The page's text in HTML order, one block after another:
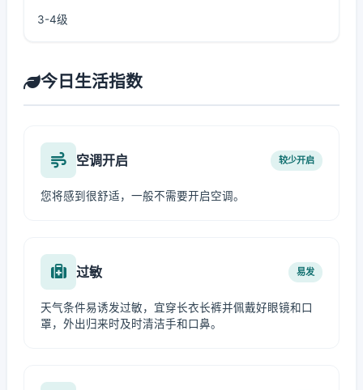
3-4级
今日生活指数
空调开启 较少开启
您将感到很舒适，一般不需要开启空调。
过敏 易发
天气条件易诱发过敏，宜穿长衣长裤并佩戴好眼镜和口
罩，外出归来时及时清洁手和口鼻。